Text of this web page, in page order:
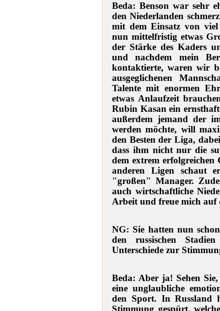
Beda: Benson war sehr
den Niederlanden
mit dem Einsatz von
nun mittelfristig etwas
der Stärke des Kaders
und nachdem mein
kontaktierte, waren wir
ausgeglichenen
Talente mit enormen
etwas Anlaufzeit
Rubin Kasan ein
außerdem jemand der
werden möchte, will
den Besten der Liga,
dass ihm nicht nur die
dem extrem
anderen Ligen schaut
"großen" Manager.
auch wirtschaftliche
Arbeit und freue mich auf
NG: Sie hatten nun
den russischen
Unterschiede zur
Beda: Aber ja! Sehen
eine unglaubliche
den Sport. In Russland
Stimmung gespürt,